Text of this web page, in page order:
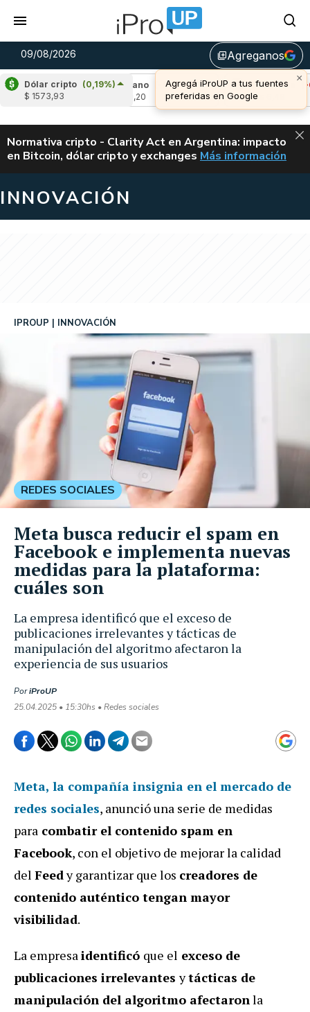
09/08/2026 library_addAgreganos
×
Agregá iProUP a tus fuentes
preferidas en Google
Dólar cripto (0,19%)
$ 1573,93
Cardano
(-0,02%)
Avalanche (-
u$s 6,48
ALERTA
Normativa cripto - Clarity Act en Argentina: impacto
en Bitcoin, dólar cripto y exchanges CLARITY ACT EN
Más información
INNOVACIÓN
La empresa identificó que el exceso de
publicaciones irrelevantes y tácticas de
manipulación del algoritmo afectaron la
experiencia de sus usuarios
IPROUP INNOVACIÓN
PoriProUP
25.04.2025 • 15:30hs • Redes sociales
REDES SOCIALES
Meta busca reducir el spam en
Facebook e implementa nuevas
medidas para la plataforma:
cuáles son
Meta, la compañía insignia en el mercado de
redes sociales, anunció una serie de medidas
para combatir el contenido spam en
Facebook, con el objetivo de mejorar la calidad
del Feedy garantizar que los creadores de
contenido auténtico tengan mayor
visibilidad.
La empresaidentificó que el exceso de
publicaciones irrelevantesytácticas de
manipulación del algoritmo afectaronla